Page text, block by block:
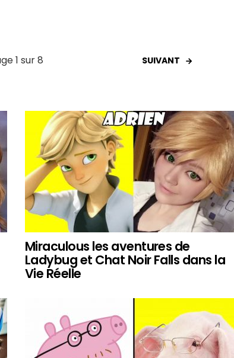
1 sur 8 SUIVANT
Miraculous les aventures de
Ladybug et Chat Noir Falls dans la
Vie Réelle